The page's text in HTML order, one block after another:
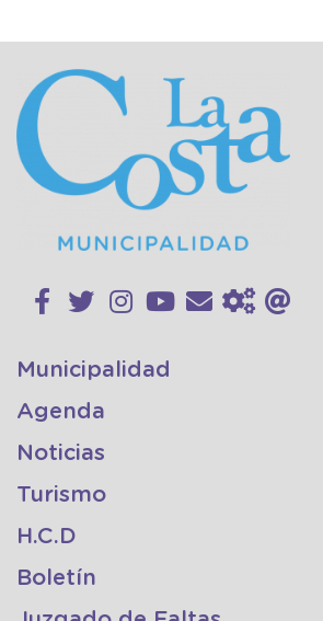
Municipalidad
Agenda
Noticias
Turismo
H.C.D
Boletín